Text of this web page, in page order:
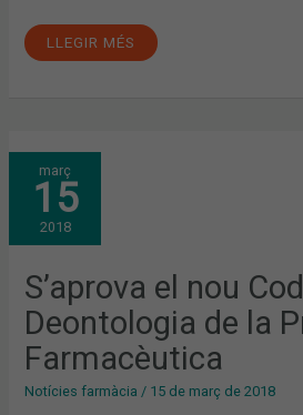
LLEGIR MÉS
març
15
2018
S’aprova el nou
Deontologia de la
Farmacèutica
Notícies farmàcia / 15 de març de 2018
S’APROVA
EL
NOU
CODI
DE
DEONTOLOGIA
DE
PROFESSIÓ
FARMACÈUTICA